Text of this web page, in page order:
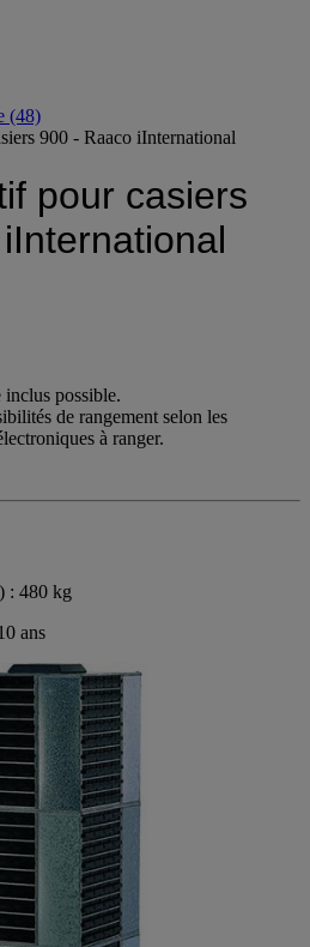
(48)
900 - Raaco iInternational
pour casiers
inclus possible.
de rangement selon les
à ranger.
: 480 kg
ans